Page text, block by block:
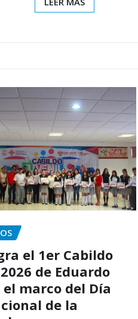
el 1er Cabildo
de Eduardo
marco del Día
de la